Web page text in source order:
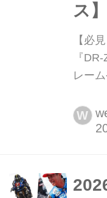
ス】
【必
『
レー
イク!
外版
製造
W